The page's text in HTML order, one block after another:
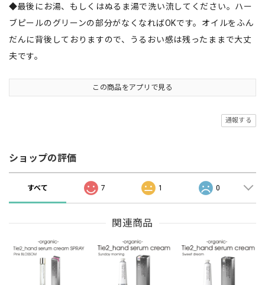
◆最後にお湯、もしくはぬるま湯で洗い流してください。ハー
ブピールのグリーンの部分がなくなればOKです。オイルをふん
だんに背後しておりますので、うるおい感は残ったままで大丈
夫です。
この商品をアプリで見る
通報する
ショップの評価
すべて 7 1 0
関連商品